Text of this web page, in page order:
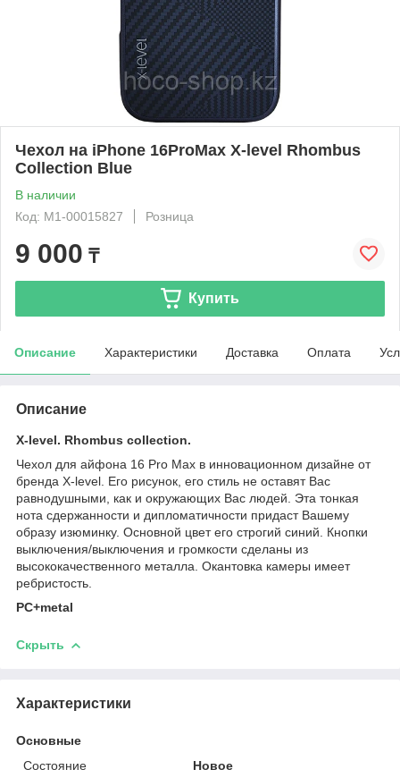
Чехол на iPhone 16ProMax X-level Rhombus
Collection Blue
В наличии
Код: М1-00015827
Розница
9 000 ₸
Купить
Описание Характеристики Доставка Оплата
Описание
X-level. Rhombus collection.
Чехол для айфона 16 Pro Max в инновационном дизайне от
бренда X-level. Его рисунок, его стиль не оставят Вас
равнодушными, как и окружающих Вас людей. Эта тонкая
нота сдержанности и дипломатичности придаст Вашему
образу изюминку. Основной цвет его строгий синий. Кнопки
выключения/выключения и громкости сделаны из
высококачественного металла. Окантовка камеры имеет
ребристость.
PC+metal
Скрыть
Характеристики
Основные
Состояние
Новое